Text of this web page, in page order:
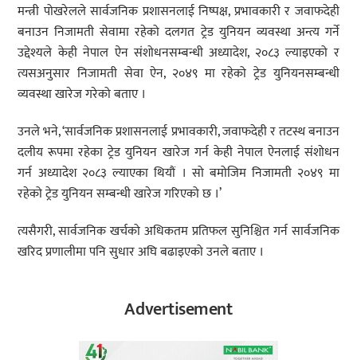
मन्त्री पोखरेलले सार्वजनिक प्रशासनलाई निष्पक्ष, प्रभावकारी र जवाफदेही
बनाउन निजामती सेवामा रहेको दलगत ट्रेड युनियन व्यवस्था अन्त्य गर्ने
उद्देश्यले केही नेपाल ऐन संशोधनसम्बन्धी अध्यादेश, २०८३ ल्याइएको र
त्यसअनुसार निजामती सेवा ऐन, २०४९ मा रहेको ट्रेड युनियनसम्बन्धी
व्यवस्था खारेज गरेको बताए ।
उनले भने, ‘सार्वजनिक प्रशासनलाई प्रभावकारी, जवाफदेही र तटस्थ बनाउन
दलीय रूपमा रहेका ट्रेड युनियन खारेज गर्न केही नेपाल ऐनलाई संशोधन
गर्न अध्यादेश २०८३ ल्याएका थियौं । सो बमोजिम निजामती २०४९ मा
रहेको ट्रेड युनियन सम्बन्धी खारेज गरिएको छ ।’
त्यसैगरी, सार्वजनिक खर्चको अधिकतम प्रतिफल सुनिश्चित गर्न सार्वजनिक
खरिद प्रणालीमा पनि सुधार अघि बढाइएको उनले बताए ।
Advertisement